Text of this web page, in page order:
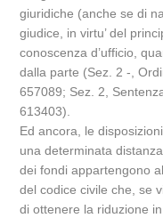
giuridiche (anche se di
giudice, in virtu’ del
conoscenza d’ufficio,
dalla parte (Sez. 2 -,
657089; Sez. 2,
613403).
Ed ancora, le
una determinata
dei fondi appartengono
del codice civile che, se
di ottenere la riduzione